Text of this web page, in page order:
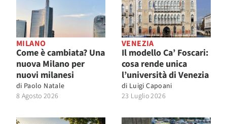
MILANO
Come è cambiata? Una
nuova Milano per
nuovi milanesi
di Paolo Natale
8 Agosto 2026
VENEZIA
Il modello Ca’ Foscari:
cosa rende unica
l’università di Venezia
di Luigi Capoani
23 Luglio 2026